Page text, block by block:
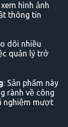
hình ảnh
thông tin
dõi nhiều
quản lý trở
: Sản phẩm này
rành về công
nghiệm mượt